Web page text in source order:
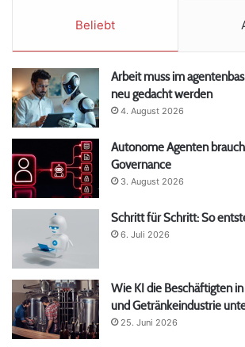
Beliebt
Arbeit muss im
neu gedacht werden
4. August 2026
Autonome Agenten
Governance
3. August 2026
Schritt für Schritt: So
6. Juli 2026
Wie KI die Beschäftigten
und Getränkeindustrie
25. Juni 2026